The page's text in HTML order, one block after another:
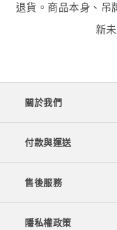
退貨。商品本身、吊
新
關於我們
付款與運送
售後服務
隱私權政策